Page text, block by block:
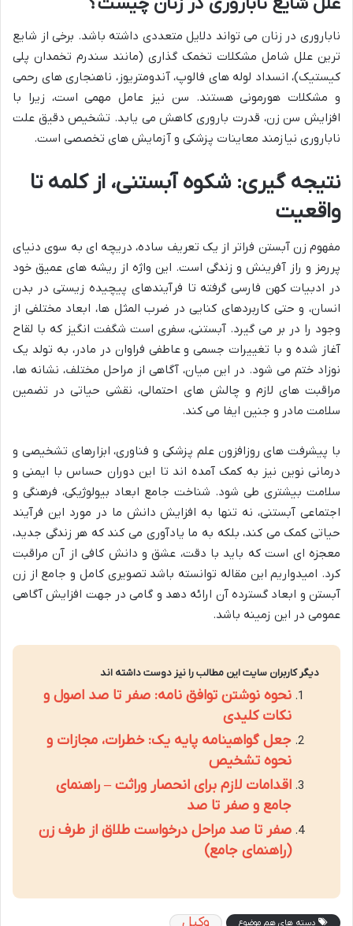
ناباروری در زنان می تواند دلایل متعددی داشته باشد. برخی از شایع
ترین علل شامل مشکلات تخمک گذاری (مانند سندرم تخمدان پلی
کیستیک)، انسداد لوله های فالوپ، آندومتریوز، ناهنجاری های رحمی
و مشکلات هورمونی هستند. سن نیز عامل مهمی است، زیرا با
افزایش سن زن، قدرت باروری کاهش می یابد. تشخیص دقیق علت
ناباروری نیازمند معاینات پزشکی و آزمایش های تخصصی است.
نتیجه گیری: شکوه آبستنی، از کلمه تا
واقعیت
مفهوم زن آبستن فراتر از یک تعریف ساده، دریچه ای به سوی دنیای
پررمز و راز آفرینش و زندگی است. این واژه از ریشه های عمیق خود
در ادبیات کهن فارسی گرفته تا فرآیندهای پیچیده زیستی در بدن
انسان، و حتی کاربردهای کنایی در ضرب المثل ها، ابعاد مختلفی از
وجود را در بر می گیرد. آبستنی، سفری است شگفت انگیز که با لقاح
آغاز شده و با تغییرات جسمی و عاطفی فراوان در مادر، به تولد یک
نوزاد ختم می شود. در این میان، آگاهی از مراحل مختلف، نشانه ها،
مراقبت های لازم و چالش های احتمالی، نقشی حیاتی در تضمین
سلامت مادر و جنین ایفا می کند.
با پیشرفت های روزافزون علم پزشکی و فناوری، ابزارهای تشخیصی و
درمانی نوین نیز به کمک آمده اند تا این دوران حساس با ایمنی و
سلامت بیشتری طی شود. شناخت جامع ابعاد بیولوژیکی، فرهنگی و
اجتماعی آبستنی، نه تنها به افزایش دانش ما در مورد این فرآیند
حیاتی کمک می کند، بلکه به ما یادآوری می کند که هر زندگی جدید،
معجزه ای است که باید با دقت، عشق و دانش کافی از آن مراقبت
کرد. امیدواریم این مقاله توانسته باشد تصویری کامل و جامع از زن
آبستن و ابعاد گسترده آن ارائه دهد و گامی در جهت افزایش آگاهی
عمومی در این زمینه باشد.
دیگر کاربران سایت این مطالب را نیز دوست داشته اند
نحوه نوشتن توافق نامه: صفر تا صد اصول و
نکات کلیدی
جعل گواهینامه پایه یک: خطرات، مجازات و
نحوه تشخیص
اقدامات لازم برای انحصار وراثت – راهنمای
جامع و صفر تا صد
صفر تا صد مراحل درخواست طلاق از طرف زن
(راهنمای جامع)
دسته های هم موضوع وکیل